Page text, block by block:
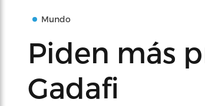
Mundo
Piden más
Gadafi